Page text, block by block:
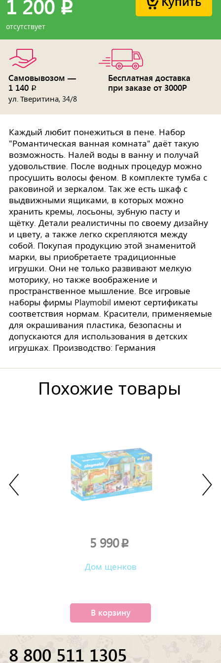
1 200 p
отсутствует
Самовывозом —
1 140 p
ул. Тверитина, 34/8
Бесплатная доставка
при заказе от 3000Р
Каждый любит понежиться в пене. Набор
"Романтическая ванная комната" даёт такую
возможность. Налей воды в ванну и получай
удовольствие. После водных процедур можно
просушить волосы феном. В комплекте тумба с
раковиной и зеркалом. Так же есть шкаф с
выдвижными ящиками, в которых можно
хранить кремы, лосьоны, зубную пасту и
щётку. Детали реалистичны по своему дизайну
и цвету, а также легко скрепляются между
собой. Покупая продукцию этой знаменитой
марки, вы приобретаете традиционные
игрушки. Они не только развивают мелкую
моторику, но также воображение и
пространственное мышление. Все игровые
наборы фирмы Playmobil имеют сертификаты
соответствия нормам. Красители, применяемые
для окрашивания пластика, безопасны и
допускаются для использования в детских
игрушках. Производство: Германия
Похожие товары
5 990p
Дом щенков
В корзину
8 800 511 1305